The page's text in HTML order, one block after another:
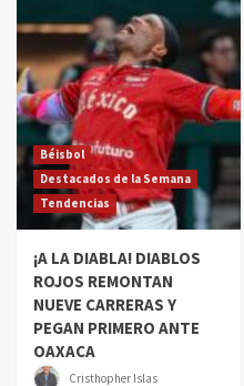
Béisbol
Destacados de la Semana
Tendencias
¡A LA DIABLA! DIABLOS
ROJOS REMONTAN
NUEVE CARRERAS Y
PEGAN PRIMERO ANTE
OAXACA
Cristhopher Islas